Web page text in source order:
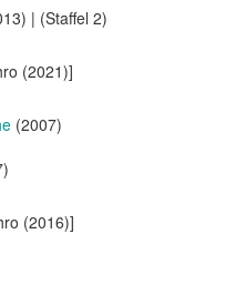
| (Staffel 2)
(2021)]
(2007)
(2016)]